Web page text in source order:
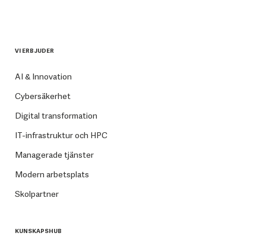
VI ERBJUDER
AI & Innovation
Cybersäkerhet
Digital transformation
IT-infrastruktur och HPC
Managerade tjänster
Modern arbetsplats
Skolpartner
KUNSKAPSHUB